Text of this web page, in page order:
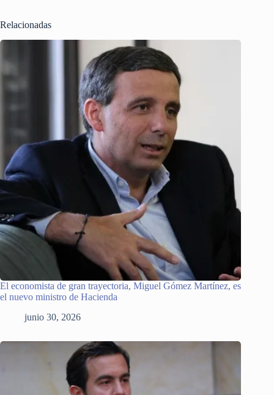
Relacionadas
El economista de gran trayectoria, Miguel Gómez Martínez, es
el nuevo ministro de Hacienda
junio 30, 2026